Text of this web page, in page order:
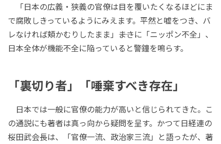
「日本の広義・狭義の官僚は目を覆いたくなるほどにま
で腐敗しきっているようにみえます。平然と嘘をつき、バ
レなければ頬かむりしたまま」――まさに「ニッポン不全」、
日本全体が機能不全に陥っていると警鐘を鳴らす。
「裏切り者」「唾棄すべき存在」
日本では一般に官僚の能力が高いと信じられてきた。こ
の通説にも著者は真っ向から疑問を呈す。かつて日経連の
桜田武会長は、「官僚一流、政治家三流」と語ったが、著